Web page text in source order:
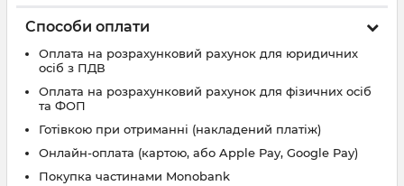
Способи оплати
Оплата на розрахунковий рахунок для юридичних
осіб з ПДВ
Оплата на розрахунковий рахунок для фізичних осіб
та ФОП
Готівкою при отриманні (накладений платіж)
Онлайн-оплата (картою, або Apple Pay, Google Pay)
Покупка частинами Monobank